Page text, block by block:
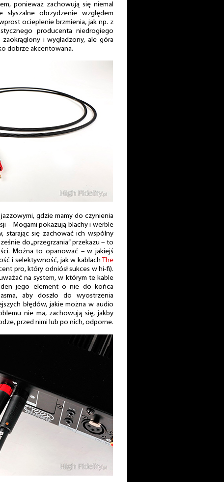
ponieważ zachowują się niemal
słyszalne obrzydzenie względem
ocieplenie brzmienia, jak np. z
producenta niedrogiego
i wygładzony, ale góra
dobrze akcentowana.
jazzowymi, gdzie mamy do czynienia
– Mogami pokazują blachy i werble
starając się zachować ich wspólny
do „przegrzania” przekazu – to
Można to opanować – w jakiejś
i selektywność, jak w kablach
The
pro, który odniósł sukces w hi-fi).
na system, w którym te kable
jego element o nie do końca
aby doszło do wyostrzenia
błędów, jakie można w audio
nie ma, zachowują się, jakby
przed nimi lub po nich, odporne.